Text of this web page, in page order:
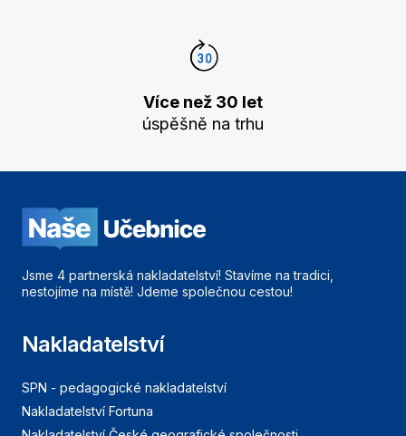
Více než 30 let
úspěšně na trhu
Jsme 4 partnerská nakladatelství! Stavíme na tradici,
nestojíme na místě! Jdeme společnou cestou!
Nakladatelství
SPN - pedagogické nakladatelství
Nakladatelství Fortuna